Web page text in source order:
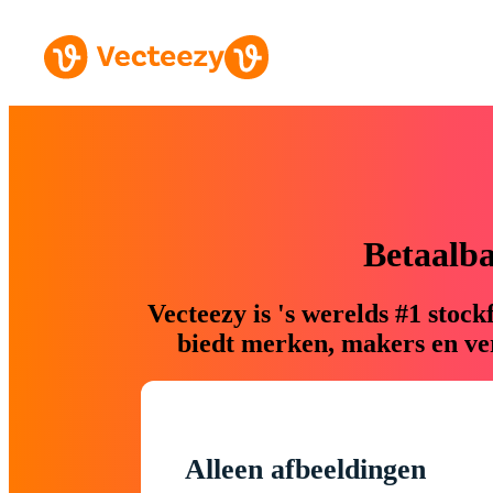
Vecteezy is 's werelds #1
biedt merken, makers en
Alleen afbeeldingen